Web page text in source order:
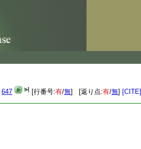
647 [行番号:有/無] [返り点:有/無] [CITE]